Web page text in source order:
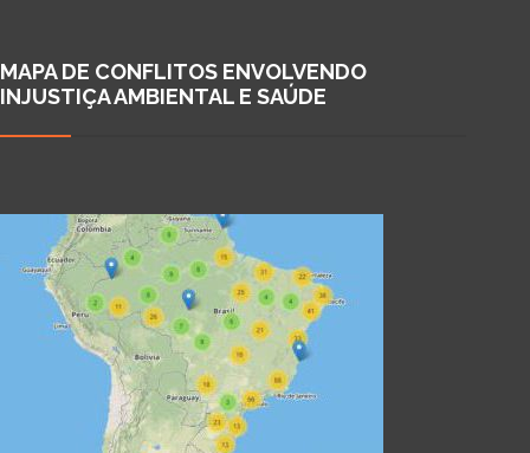
MAPA DE CONFLITOS ENVOLVENDO
INJUSTIÇA AMBIENTAL E SAÚDE